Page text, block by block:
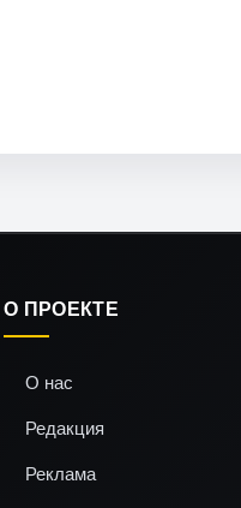
О ПРОЕКТЕ
О нас
Редакция
Реклама